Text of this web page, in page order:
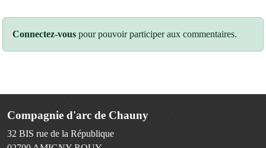
Connectez-vous pour pouvoir participer aux commentaires.
Compagnie d'arc de Chauny
32 BIS rue de la République